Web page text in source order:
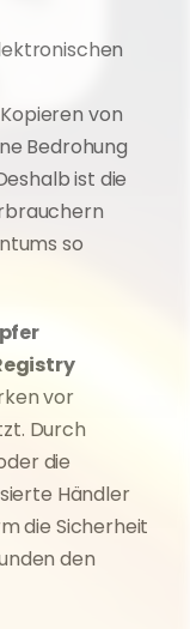
von
Bedrohung
ist die
so
vor
Durch
die
Händler
die Sicherheit
den